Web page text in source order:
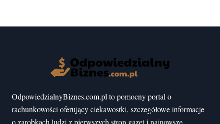
OdpowiedzialnyBiznes.com.pl to pomocny portal o
rachunkowości oferujący ciekawostki, szczegółowe informacje
o zarobkach ludzi z pierwszych stron gazet i najnowsze